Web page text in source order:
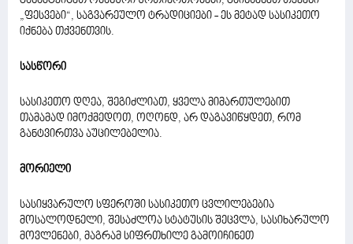
„ფესვები“, საგვარეულო ტრადიციები - ეს მეტად სასიკეთო
იქნება თქვენთვის.
სასწორი
სასიკეთო დღეა, შეგიძლიათ, ყველა მიმართულებით
თამამად იმოქმედოთ, ოღონდ, არ დაგავიწყდეთ, რომ
განტვირთვა აუცილებელია.
მორიელი
სასიყვარულო სფეროში სასიკეთო ცვლილებებია
მოსალოდნელი, შესაძლოა სტატუსის შეცვლა, სასიხარულო
მოვლენები, მაგრამ სიფრთხილე გამოიჩინეთ